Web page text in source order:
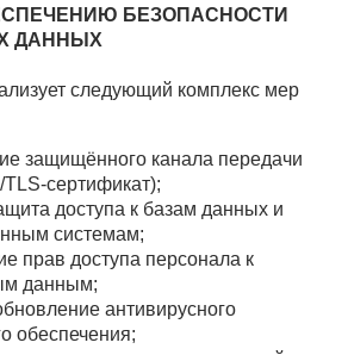
БЕЗОПАСНОСТИ
ДАННЫХ
следующий комплекс мер
защищённого канала передачи
сертификат);
доступа к базам данных и
системам;
прав доступа персонала к
данным;
антивирусного
обеспечения;